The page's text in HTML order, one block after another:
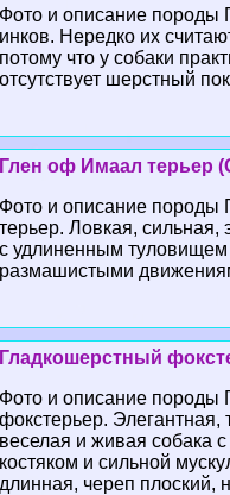
Фото и описание породы
инков. Нередко их
потому что у собаки
отсутствует шерстный
Глен оф Имаал терьер
Фото и описание породы
терьер. Ловкая, сильная,
с удлиненным
размашистыми
Гладкошерстный
Фото и описание породы
фокстерьер. Элегантная,
веселая и живая собака
костяком и сильной
длинная, череп плоский,